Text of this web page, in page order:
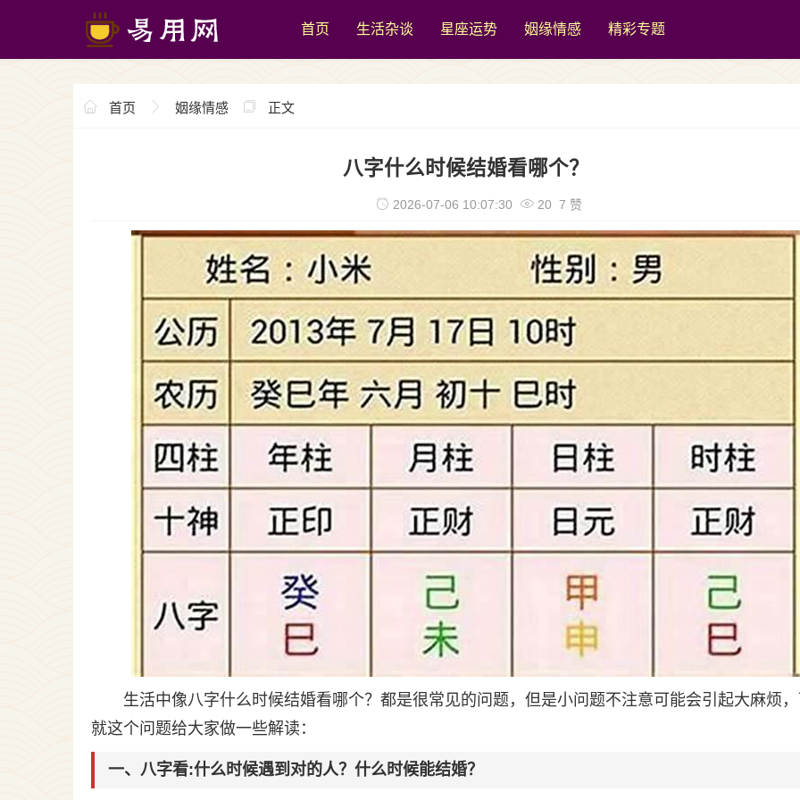
首页 生活杂谈 星座运势 姻缘情感 精彩专题
首页 姻缘情感 正文
八字什么时候结婚看哪个？
2026-07-06 10:07:30 20 7 赞
生活中像八字什么时候结婚看哪个？都是很常见的问题，但是小问题不注意可能会引起大麻烦
就这个问题给大家做一些解读：
一、八字看:什么时候遇到对的人？什么时候能结婚？